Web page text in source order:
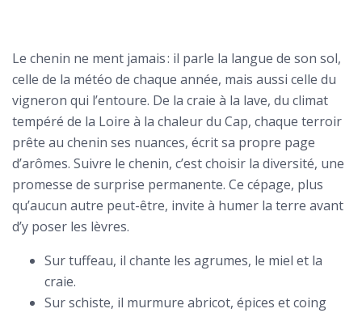
Le chenin ne ment jamais : il parle la langue de son sol,
celle de la météo de chaque année, mais aussi celle du
vigneron qui l’entoure. De la craie à la lave, du climat
tempéré de la Loire à la chaleur du Cap, chaque terroir
prête au chenin ses nuances, écrit sa propre page
d’arômes. Suivre le chenin, c’est choisir la diversité, une
promesse de surprise permanente. Ce cépage, plus
qu’aucun autre peut-être, invite à humer la terre avant
d’y poser les lèvres.
Sur tuffeau, il chante les agrumes, le miel et la
craie.
Sur schiste, il murmure abricot, épices et coing